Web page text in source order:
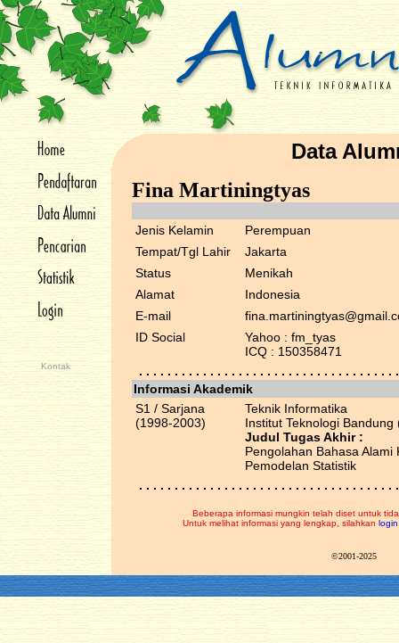
Kontak
Data
Fina Martiningtyas
Jenis Kelamin
Perempuan
Tempat/Tgl Lahir
Jakarta
Status
Menikah
Alamat
Indonesia
E-mail
ID Social
Yahoo : fm_tyas
ICQ : 150358471
. . . . . . . . . . . . . . . . . . . . . . . . . . . . . . . . . . . .
Informasi Akademik
S1 / Sarjana
(1998-2003)
Teknik Informatika
Institut Teknologi Bandung
Judul Tugas Akhir :
Pengolahan Bahasa
Pemodelan Statistik
. . . . . . . . . . . . . . . . . . . . . . . . . . . . . . . . . . . .
Beberapa informasi mungkin telah diset untuk
Untuk melihat informasi yang lengkap, silahkan login
©2001-2025